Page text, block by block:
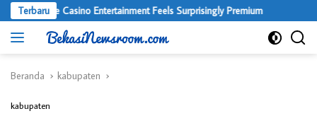
Langsung
ke
konten
Terbaru
Online Casino Entertainment Feels Surprisingly Premium
Beranda kabupaten
kabupaten